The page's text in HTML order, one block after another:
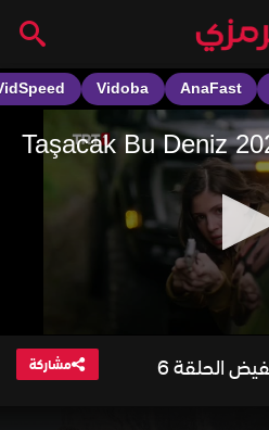
الحلقة 6 مشاركة